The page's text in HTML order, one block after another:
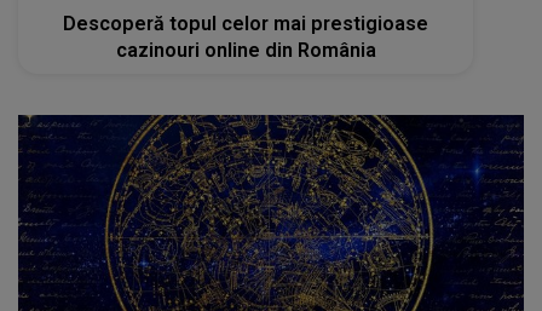
Descoperă topul celor mai prestigioase
cazinouri online din România